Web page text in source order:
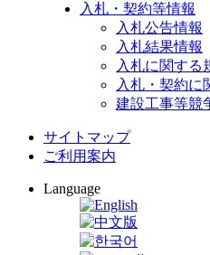
入札・契約等情報
入札公告情報
入札結果情報
入札に関する
入札・契約に
建設工事等競
サイトマップ
ご利用案内
Language